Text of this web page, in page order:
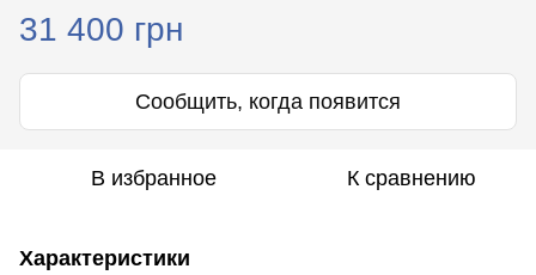
31 400 грн
Сообщить, когда появится
В избранное К сравнению
Характеристики